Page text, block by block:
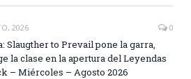
2026 0
Slaugther to Prevail pone la garra,
la clase en la apertura del Leyendas
– Miércoles – Agosto 2026